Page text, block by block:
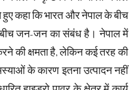
हुए कहा कि भारत और नेपाल के बीच
बीच जन-जन का संबंध है। नेपाल में
की क्षमता है, लेकिन कई तरह की
के कारण इतना उत्पादन नहीं